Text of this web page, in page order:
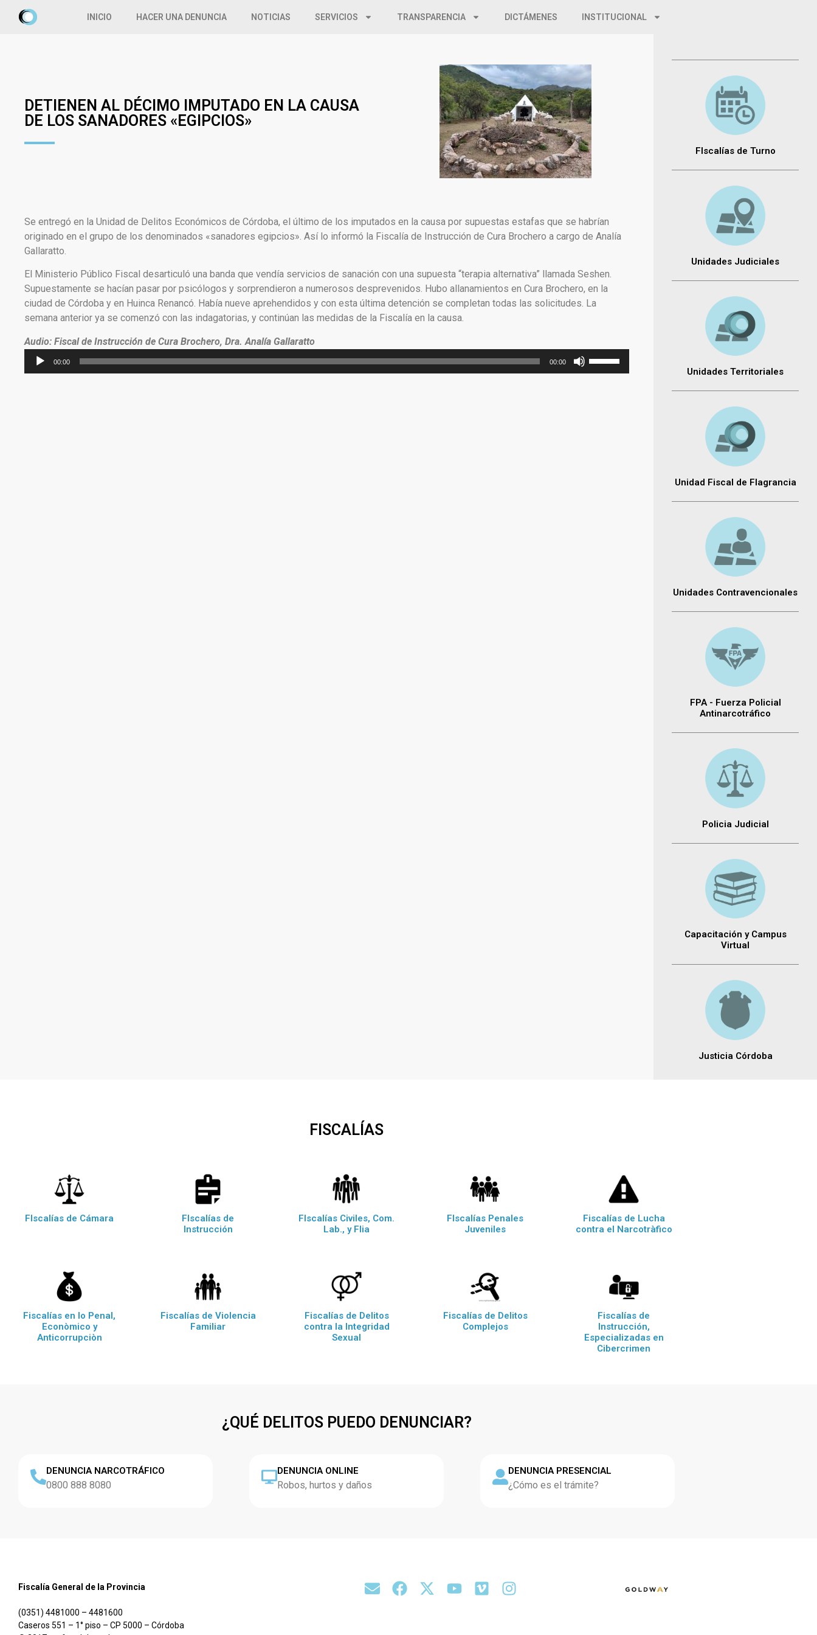
INICIO HACER UNA DENUNCIA NOTICIAS SERVICIOS TRANSPARENCIA DICTÁMENES INSTITUCIONAL
DETIENEN AL DÉCIMO IMPUTADO EN LA CAUSA
DE LOS SANADORES «EGIPCIOS»
Se entregó en la Unidad de Delitos Económicos de Córdoba, el último de los imputados en la causa por supuestas estafas que se habrían
originado en el grupo de los denominados «sanadores egipcios». Así lo informó la Fiscalía de Instrucción de Cura Brochero a cargo de Analía
Gallaratto.
El Ministerio Público Fiscal desarticuló una banda que vendía servicios de sanación con una supuesta “terapia alternativa” llamada Seshen.
Supuestamente se hacían pasar por psicólogos y sorprendieron a numerosos desprevenidos. Hubo allanamientos en Cura Brochero, en la
ciudad de Córdoba y en Huinca Renancó. Había nueve aprehendidos y con esta última detención se completan todas las solicitudes. La
semana anterior ya se comenzó con las indagatorias, y continúan las medidas de la Fiscalía en la causa.
Audio: Fiscal de Instrucción de Cura Brochero, Dra. Analía Gallaratto
Reproductor
00:00 00:00
FIscalías de Turno
Unidades Judiciales
Unidades Territoriales
Unidad Fiscal de Flagrancia
Unidades Contravencionales
FPA - Fuerza Policial
Antinarcotráfico
Policia Judicial
Capacitación y Campus
Virtual
Justicia Córdoba
FISCALÍAS
FIscalías de Cámara
FIscalías de
Instrucción
FIscalías Civiles, Com.
Lab., y Flia
FIscalías Penales
Juveniles
Fiscalías de Lucha
contra el Narcotràfico
Fiscalías en lo Penal,
Econòmico y
Anticorrupciòn
Fiscalías de Violencia
Familiar
Fiscalías de Delitos
contra la Integridad
Sexual
Fiscalías de Delitos
Complejos
Fiscalías de
Instrucción,
Especializadas en
Cibercrimen
¿QUÉ DELITOS PUEDO DENUNCIAR?
DENUNCIA NARCOTRÁFICO
0800 888 8080
DENUNCIA ONLINE
Robos, hurtos y daños
DENUNCIA PRESENCIAL
¿Cómo es el trámite?
Fiscalía General de la Provincia
(0351) 4481000 – 4481600
Caseros 551 – 1° piso – CP 5000 – Córdoba